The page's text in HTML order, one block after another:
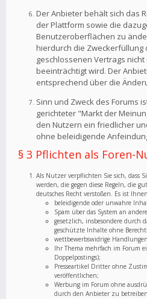
Der Anbieter behält sich das
der Plattform sowie die
Benutzeroberflächen zu
hierdurch die Zweckerfüllung
geschlossenen Vertrags
beeinträchtigt wird. Der
entsprechend über die
Sinn und Zweck des Forums
gerichteter "Markt der
den Nutzern ein friedlicher
ohne beleidigende
§ 3 Pflichten als Foren-
Als Nutzer verpflichten Sie sich, dass
werden, die gegen diese Regeln, die
deutsches Recht verstoßen. Es ist
beleidigende oder unwahre
Spam über das System an
gesetzlich, insbesondere durch
geschützte Inhalte ohne
wettbewerbswidrige
Ihr Thema mehrfach im Forum
Doppelpostings);
Presseartikel Dritter ohne
veröffentlichen;
Werbung im Forum ohne
durch den Anbieter zu